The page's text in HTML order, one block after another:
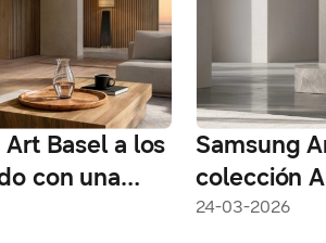
Basel a los
con una
Samsung
colección
24-03-2026